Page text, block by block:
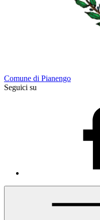
Comune di Pianengo
Seguici su